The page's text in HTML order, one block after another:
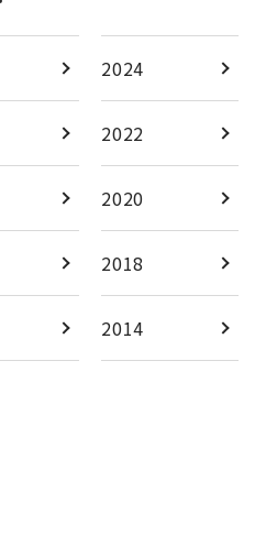
2024
2022
2020
2018
2014